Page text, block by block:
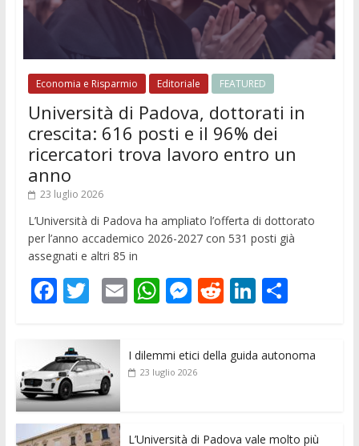
Economia e Risparmio Editoriale FEATURED
Università di Padova, dottorati in
crescita: 616 posti e il 96% dei
ricercatori trova lavoro entro un
anno
23 luglio 2026
L’Università di Padova ha ampliato l’offerta di dottorato
per l’anno accademico 2026-2027 con 531 posti già
assegnati e altri 85 in
F
e
b
o
o
T
itt
er
E
ai
l
W
s
M
ss
e
R
di
Li
e
C
di
I dilemmi etici della guida autonoma
23 luglio 2026
L’Università di Padova vale molto più